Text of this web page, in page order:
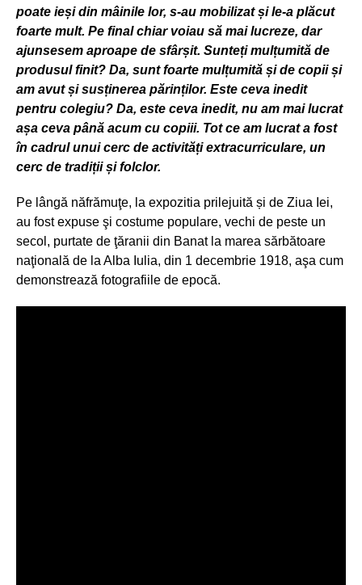
poate ieși din mâinile lor, s-au mobilizat și le-a plăcut
foarte mult. Pe final chiar voiau să mai lucreze, dar
ajunsesem aproape de sfârșit. Sunteți mulțumită de
produsul finit? Da, sunt foarte mulțumită și de copii și
am avut și susținerea părinților. Este ceva inedit
pentru colegiu? Da, este ceva inedit, nu am mai lucrat
așa ceva până acum cu copiii. Tot ce am lucrat a fost
în cadrul unui cerc de activități extracurriculare, un
cerc de tradiții și folclor.
Pe lângă năfrămuţe, la expozitia prilejuită și de Ziua Iei,
au fost expuse şi costume populare, vechi de peste un
secol, purtate de ţăranii din Banat la marea sărbătoare
naţională de la Alba Iulia, din 1 decembrie 1918, aşa cum
demonstrează fotografiile de epocă.